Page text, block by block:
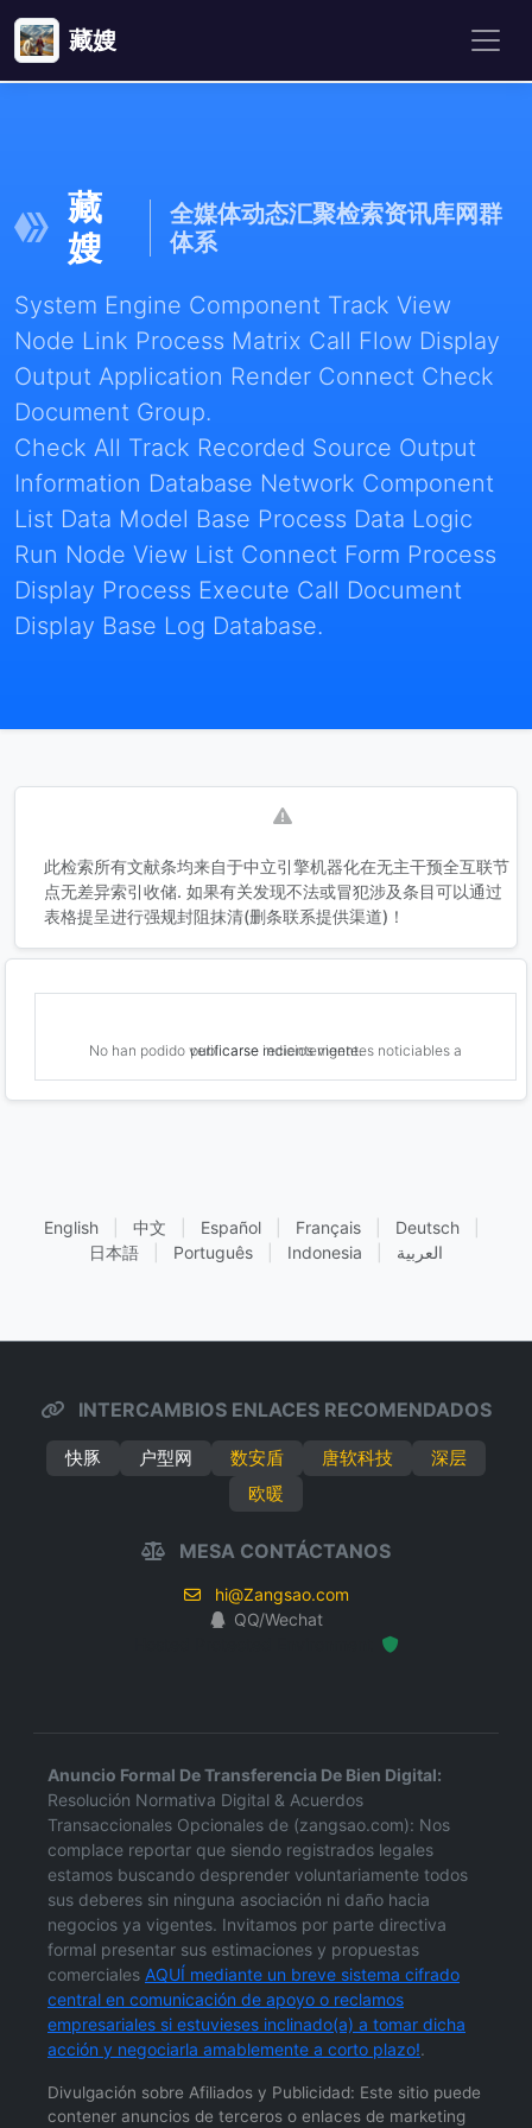
藏嫂
藏
嫂
全媒体动态汇聚检索资讯库网群
体系
System Engine Component Track View
Node Link Process Matrix Call Flow Display
Output Application Render Connect Check
Document Group.
Check All Track Recorded Source Output
Information Database Network Component
List Data Model Base Process Data Logic
Run Node View List Connect Form Process
Display Process Execute Call Document
Display Base Log Database.
此检索所有文献条均来自于中立引擎机器化在无主干预全互联节
点无差异索引收储. 如果有关发现不法或冒犯涉及条目可以通过
表格提呈进行强规封阻抹清(删条联系提供渠道)！
No han podido verificarse indicios vigentes noticiables a publicarse recientemente.
English 中文 Español Français Deutsch
日本語
Português Indonesia العربية
INTERCAMBIOS ENLACES RECOMENDADOS
快豚 户型网 数安盾 唐软科技
深层
欧暖
MESA CONTÁCTANOS
hi@Zangsao.com
QQ/Wechat
Anuncio Formal De Transferencia De Bien Digital:
Resolución Normativa Digital & Acuerdos
Transaccionales Opcionales de (zangsao.com): Nos
complace reportar que siendo registrados legales
estamos buscando desprender voluntariamente todos
sus deberes sin ninguna asociación ni daño hacia
negocios ya vigentes. Invitamos por parte directiva
formal presentar sus estimaciones y propuestas
comerciales AQUÍ mediante un breve sistema cifrado
central en comunicación de apoyo o reclamos
empresariales si estuvieses inclinado(a) a tomar dicha
acción y negociarla amablemente a corto plazo!.
Divulgación sobre Afiliados y Publicidad: Este sitio puede
contener anuncios de terceros o enlaces de marketing